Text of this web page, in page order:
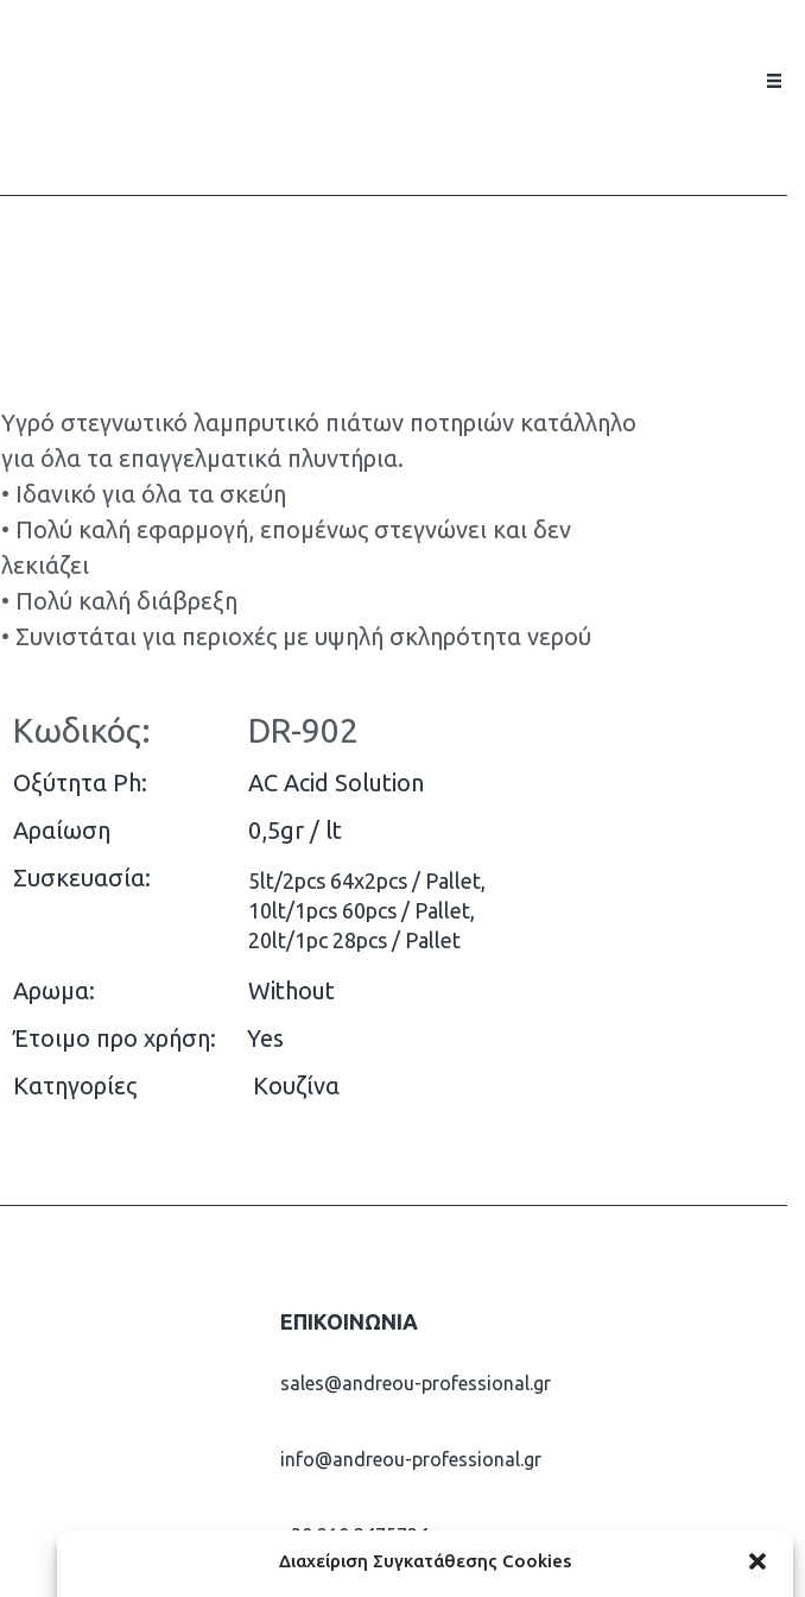
Διαχείριση Συγκατάθεσης Cookies
Υγρό στεγνωτικό λαμπρυτικό πιάτων ποτηριών κατάλληλο
για όλα τα επαγγελματικά πλυντήρια.
• Ιδανικό για όλα τα σκεύη
• Πολύ καλή εφαρμογή, επομένως στεγνώνει και δεν
λεκιάζει
• Πολύ καλή διάβρεξη
• Συνιστάται για περιοχές με υψηλή σκληρότητα νερού
Κωδικός: DR-902
Οξύτητα Ph:
AC Acid Solution
Αραίωση
0,5gr / lt
Συσκευασία:
5lt/2pcs 64x2pcs / Pallet,
10lt/1pcs 60pcs / Pallet,
20lt/1pc 28pcs / Pallet
Αρωμα:
Without
Έτοιμο προ χρήση:
Yes
Κατηγορίες
Κουζίνα
ΕΠΙΚΟΙΝΩΝΊΑ
sales@andreou-professional.gr
info@andreou-professional.gr
+30 210 2475724